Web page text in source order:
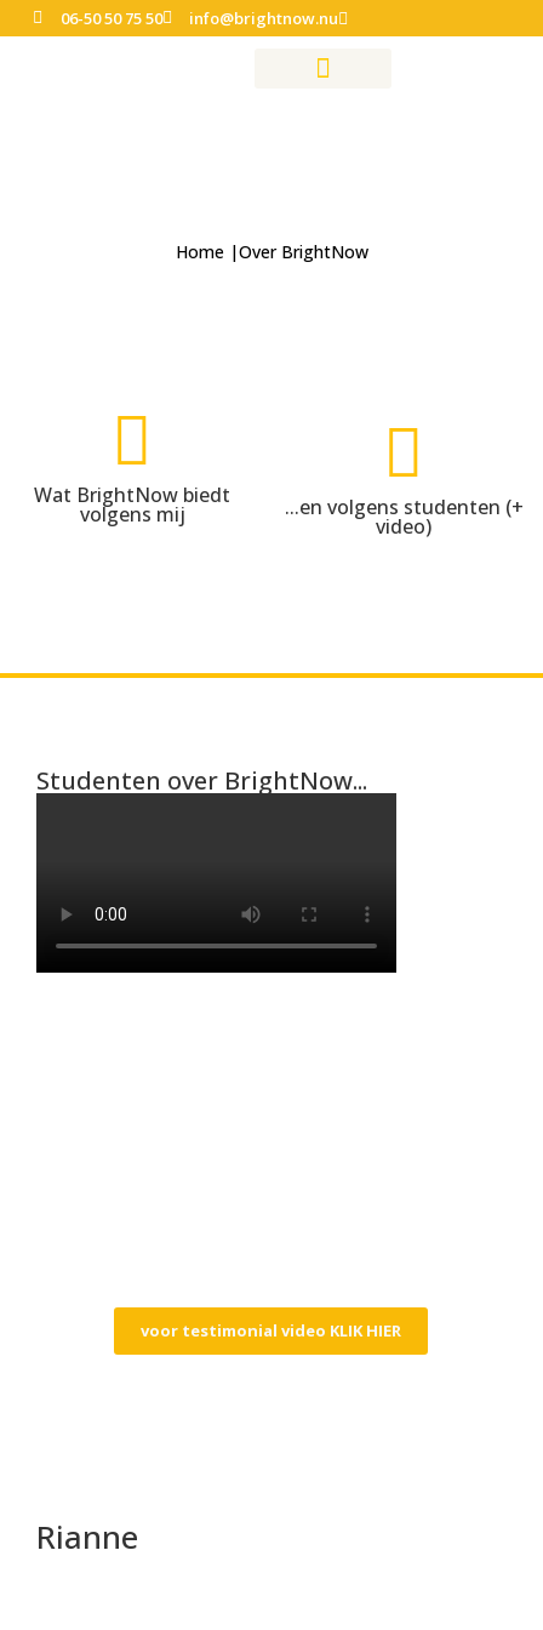
06-50 50 75 50 info@brightnow.nu
Home |Over BrightNow
Wat BrightNow biedt
volgens mij ...en volgens studenten (+
video)
Studenten over BrightNow...
voor testimonial video KLIK HIER
Rianne